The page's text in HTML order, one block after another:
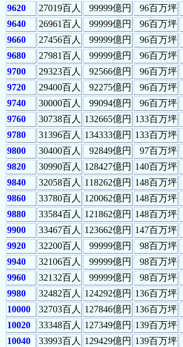
9620
27019百人 99999億円 96百万坪
9640
26961百人 99999億円 96百万坪
9660
27456百人 99999億円 96百万坪
9680
27981百人 99999億円 96百万坪
9700
29323百人 92566億円 96百万坪
9720
29400百人 92275億円 96百万坪
9740
30000百人 99094億円 96百万坪
9760
30738百人 132665億円 133百万坪
9780
31396百人 134333億円 133百万坪
9800
30400百人 92849億円 97百万坪
9820
30990百人 128427億円 140百万坪
9840
32058百人 118262億円 148百万坪
9860
33780百人 120062億円 148百万坪
9880
33584百人 121862億円 148百万坪
9900
33467百人 123662億円 147百万坪
9920
32200百人 99999億円 98百万坪
9940
32106百人 99999億円 98百万坪
9960
32132百人 99999億円 98百万坪
9980
32482百人 124292億円 136百万坪
10000
32703百人 127846億円 136百万坪
10020
33348百人 127349億円 139百万坪
10040
33993百人 129429億円 139百万坪